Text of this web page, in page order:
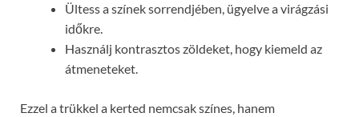
Ültess a színek sorrendjében, ügyelve a virágzási
időkre.
Használj kontrasztos zöldeket, hogy kiemeld az
átmeneteket.
Ezzel a trükkel a kerted nemcsak színes, hanem